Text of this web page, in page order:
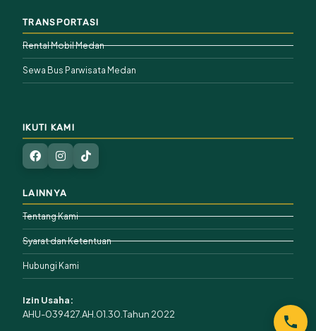
TRANSPORTASI
Rental Mobil Medan
Sewa Bus Parwisata Medan
IKUTI KAMI
LAINNYA
Tentang Kami
Syarat dan Ketentuan
Hubungi Kami
Izin Usaha:
AHU-039427.AH.01.30.Tahun 2022